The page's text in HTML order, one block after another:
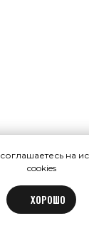
соглашаетесь на
cookies
ХОРОШО